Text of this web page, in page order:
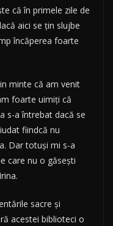
că în primele zile de
aici se ţin slujbe
încăperea foarte
minte că am venit
foarte uimiţi că
s-a întrebat dacă se
fiindcă nu
Dar totuşi mi s-a
care nu o găseşti
sacre şi
acestei biblioteci o